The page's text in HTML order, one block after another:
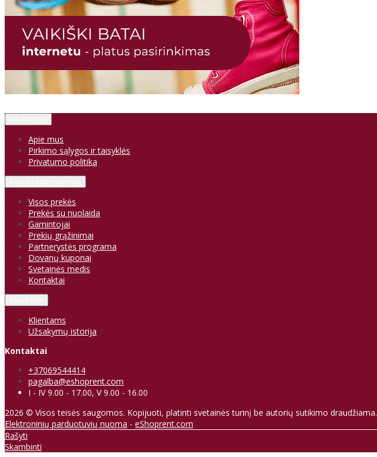
Apie mus
Pirkimo sąlygos ir taisyklės
Privatumo politika
Visos prekės
Prekės su nuolaida
Gamintojai
Prekių grąžinimai
Partnerystės programa
Dovanų kuponai
Svetainės medis
Kontaktai
Klientams
Užsakymų istorija
Kontaktai
+37069544414
pagalba@eshoprent.com
I - IV 9.00 - 17.00, V 9.00 - 16.00
2026 © Visos teisės saugomos. Kopijuoti, platinti svetainės turinį be autorių sutikimo draudžiama.
Elektroninių parduotuvių nuoma - eShoprent.com
Rašyti
Skambinti